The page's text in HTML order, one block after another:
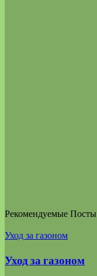
Рекомендуемые Посты
Уход за газоном
Уход за газоном